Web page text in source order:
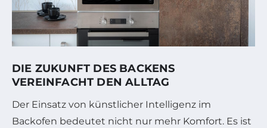
DIE ZUKUNFT DES BACKENS
VEREINFACHT DEN ALLTAG
Der Einsatz von künstlicher Intelligenz im
Backofen bedeutet nicht nur mehr Komfort. Es ist